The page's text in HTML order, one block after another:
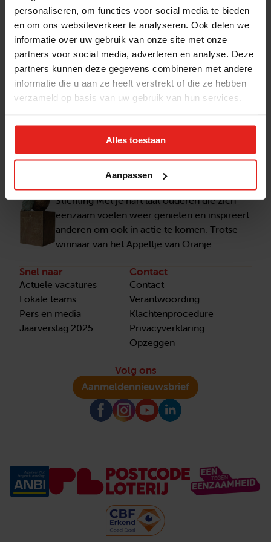
personaliseren, om functies voor social media te bieden
en om ons websiteverkeer te analyseren. Ook delen we
informatie over uw gebruik van onze site met onze
partners voor social media, adverteren en analyse. Deze
partners kunnen deze gegevens combineren met andere
informatie die u aan ze heeft verstrekt of die ze hebben
verzameld op basis van uw gebruik van hun services.
Alles toestaan
Aanpassen
inmiddels al tegen lunchtijd.
Het was voor zowel de kinderen als de
ouderen een hele leuke en gezellige ochtend.
Wij als MJH kijken terug op een prettige
samenwerking met het Filmhuis en de
Adelbertusschool en dit past goed bij onze
jongeren tesamen te doen.
Stichting Met je hart
Stichting Met je hart laat ouderen die zich
eenzaam voelen weer genieten en inspireert
anderen om ook in actie te komen. Trotse
winnaar van het Appeltje van Oranje.
Snel naar
Actuele vacatures
Lokale teams
Pers en media
Jaarverslag 2025
Contact
Contact
Verantwoording
Klachtenprocedure
Privacyverklaring
Opzeggen
Volg ons
Aanmeldennieuwsbrief